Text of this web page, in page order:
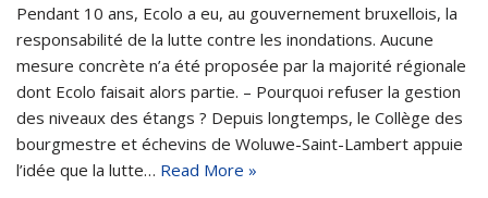
Pendant 10 ans, Ecolo a eu, au gouvernement bruxellois, la
responsabilité de la lutte contre les inondations. Aucune
mesure concrète n’a été proposée par la majorité régionale
dont Ecolo faisait alors partie. – Pourquoi refuser la gestion
des niveaux des étangs ? Depuis longtemps, le Collège des
bourgmestre et échevins de Woluwe-Saint-Lambert appuie
l’idée que la lutte… Read More »